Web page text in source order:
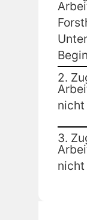
2.
nicht
3.
nicht